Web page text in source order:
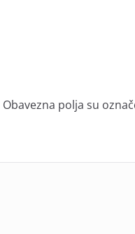
Obavezna polja su